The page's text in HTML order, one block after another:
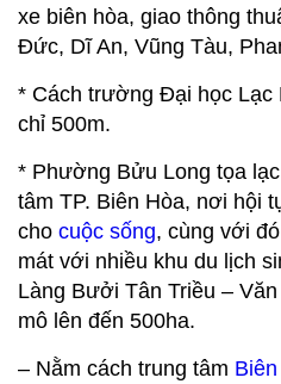
xe biên hòa, giao thông
Đức, Dĩ An, Vũng Tàu,
* Cách trường Đại học Lạc
chỉ 500m.
* Phường Bửu Long tọa
tâm TP. Biên Hòa, nơi hội
cho cuộc sống, cùng với
mát với nhiều khu du lịch
Làng Bưởi Tân Triều –
mô lên đến 500ha.
– Nằm cách trung tâm